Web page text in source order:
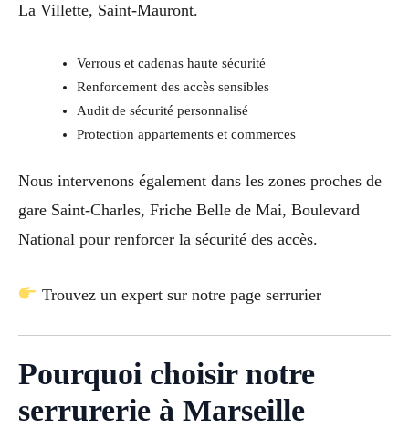
La Villette, Saint-Mauront.
Verrous et cadenas haute sécurité
Renforcement des accès sensibles
Audit de sécurité personnalisé
Protection appartements et commerces
Nous intervenons également dans les zones proches de
gare Saint-Charles, Friche Belle de Mai, Boulevard
National pour renforcer la sécurité des accès.
Trouvez un expert sur notre page serrurier
Pourquoi choisir notre
serrurerie à Marseille